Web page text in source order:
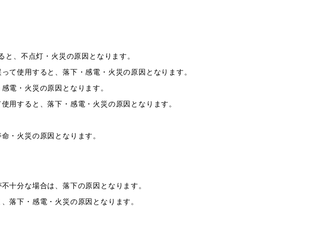
、不点灯・火災の原因となります。
て使用すると、落下・感電・火災の原因となります。
電・火災の原因となります。
用すると、落下・感電・火災の原因となります。
・火災の原因となります。
十分な場合は、落下の原因となります。
落下・感電・火災の原因となります。